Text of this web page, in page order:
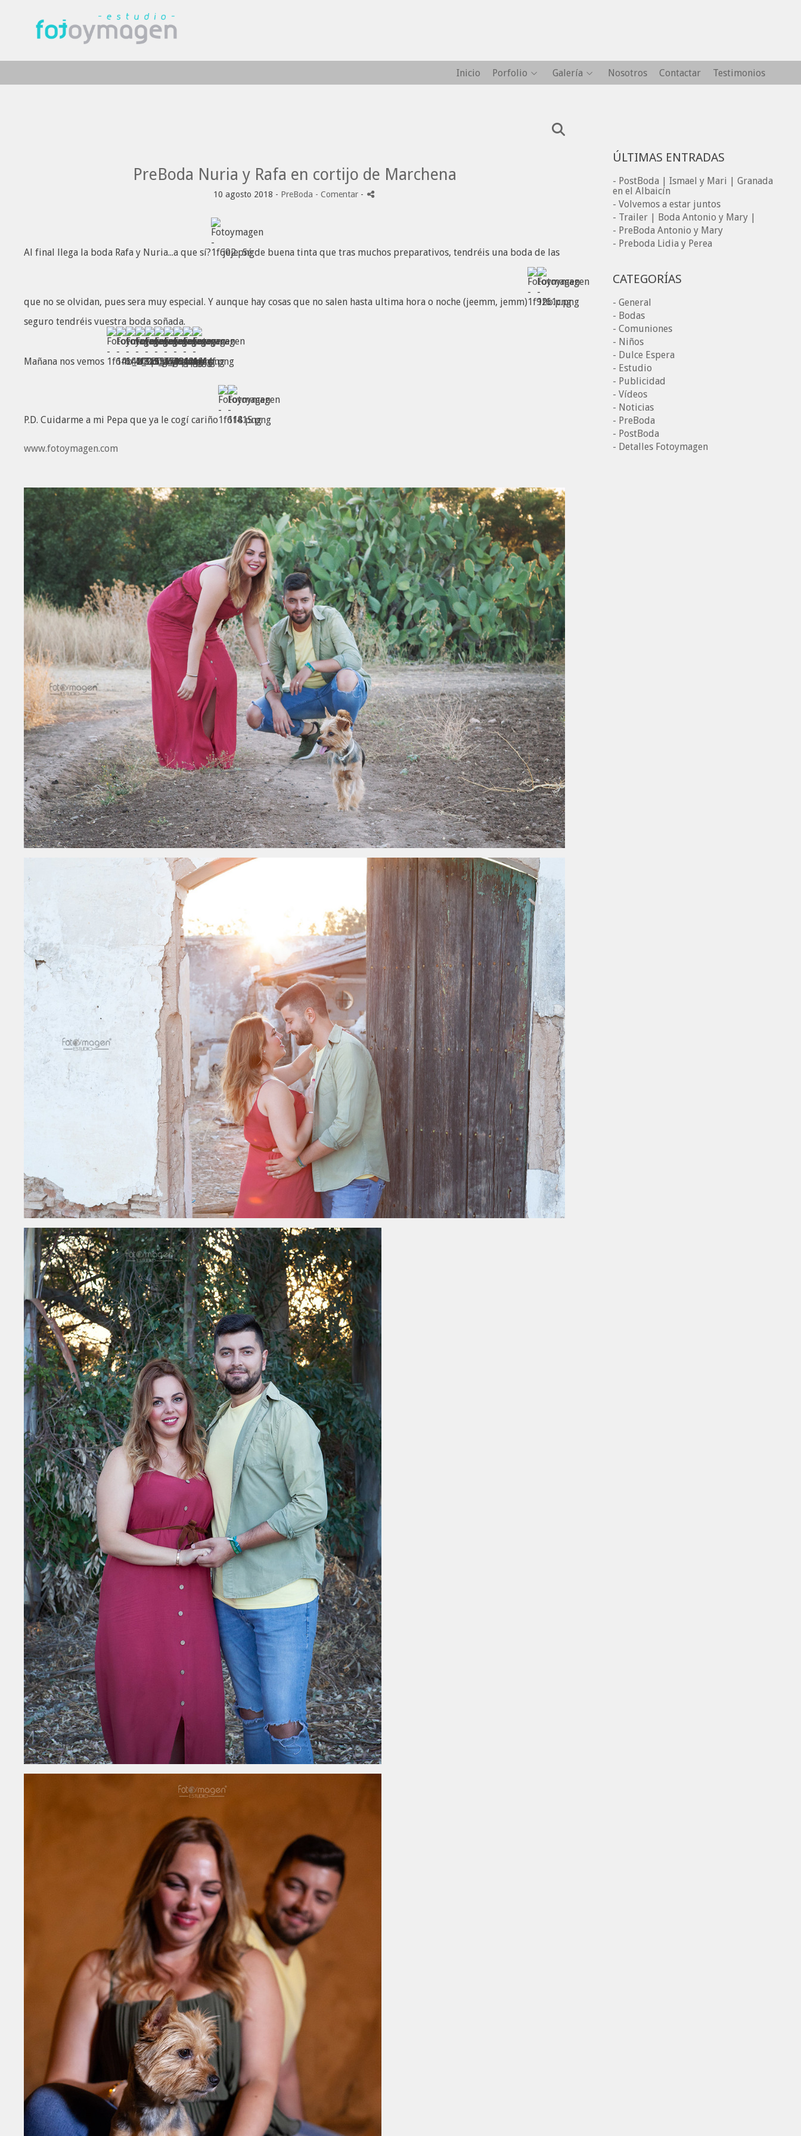
Inicio Porfolio Galería Nosotros Contactar Testimonios
PreBoda Nuria y Rafa en cortijo de Marchena
10 agosto 2018 - PreBoda - Comentar -
Al final llega la boda Rafa y Nuria...a que sí? jeje. Sé de buena tinta que tras muchos preparativos, tendréis una boda de las
que no se olvidan, pues sera muy especial. Y aunque hay cosas que no salen hasta ultima hora o noche (jeemm, jemm)
seguro tendréis vuestra boda soñada.
Mañana nos vemos
P.D. Cuidarme a mi Pepa que ya le cogí cariño
www.fotoymagen.com
ÚLTIMAS ENTRADAS
- PostBoda | Ismael y Mari | Granada
en el Albaicín
- Volvemos a estar juntos
- Trailer | Boda Antonio y Mary |
- PreBoda Antonio y Mary
- Preboda Lidia y Perea
CATEGORÍAS
- General
- Bodas
- Comuniones
- Niños
- Dulce Espera
- Estudio
- Publicidad
- Vídeos
- Noticias
- PreBoda
- PostBoda
- Detalles Fotoymagen